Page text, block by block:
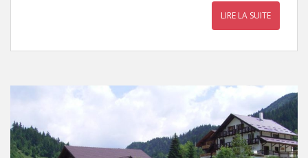
LIRE LA SUITE